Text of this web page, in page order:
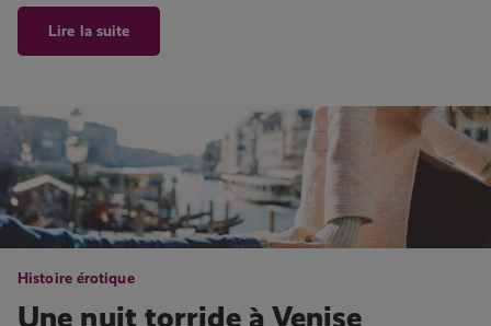
Lire la suite
Histoire érotique
Une nuit torride à Venise